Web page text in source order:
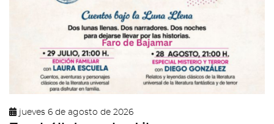
jueves 6 de agosto de 2026